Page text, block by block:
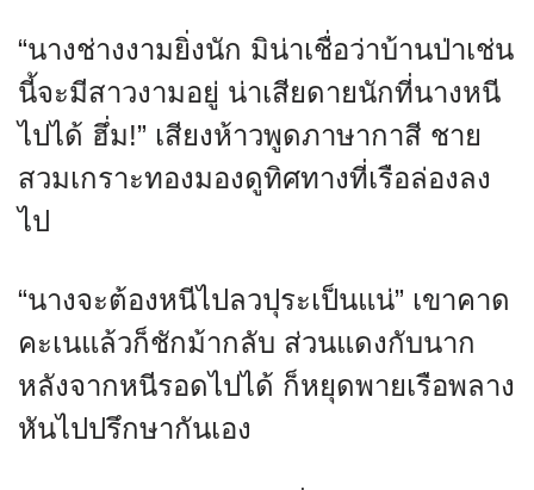
“นางช่างงามยิ่งนัก มิน่าเชื่อว่าบ้านป่าเช่น
นี้จะมีสาวงามอยู่ น่าเสียดายนักที่นางหนี
ไปได้ ฮึ่ม!” เสียงห้าวพูดภาษากาสี ชาย
สวมเกราะทองมองดูทิศทางที่เรือล่องลง
ไป
“นางจะต้องหนีไปลวปุระเป็นแน่” เขาคาด
คะเนแล้วก็ชักม้ากลับ ส่วนแดงกับนาก
หลังจากหนีรอดไปได้ ก็หยุดพายเรือพลาง
หันไปปรึกษากันเอง